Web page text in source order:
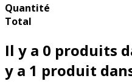
Quantité
Total
Il y a 0 produits
y a 1 produit